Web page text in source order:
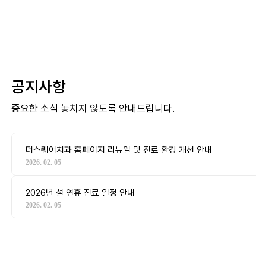
공지사항
중요한 소식 놓치지 않도록 안내드립니다.
더스퀘어치과 홈페이지 리뉴얼 및 진료 환경 개선 안내
2026. 02. 05
2026년 설 연휴 진료 일정 안내
2026. 02. 05